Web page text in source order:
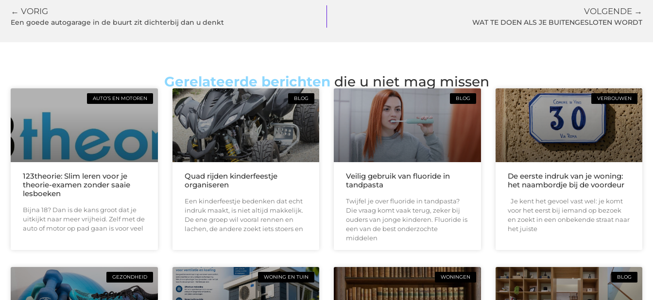
← VORIG
Een goede autogarage in de buurt zit dichterbij dan u denkt
VOLGENDE →
WAT TE DOEN ALS JE BUITENGESLOTEN WORDT
Gerelateerde berichten die u niet mag missen
AUTO’S EN MOTOREN
123theorie: Slim leren voor je
theorie-examen zonder saaie
lesboeken
Bijna 18? Dan is de kans groot dat je
uitkijkt naar meer vrijheid. Zelf met de
auto of motor op pad gaan is voor veel
BLOG
Quad rijden kinderfeestje
organiseren
Een kinderfeestje bedenken dat echt
indruk maakt, is niet altijd makkelijk.
De ene groep wil vooral rennen en
lachen, de andere zoekt iets stoers en
BLOG
Veilig gebruik van fluoride in
tandpasta
Twijfel je over fluoride in tandpasta?
Die vraag komt vaak terug, zeker bij
ouders van jonge kinderen. Fluoride is
een van de best onderzochte
middelen
VERBOUWEN
De eerste indruk van je woning:
het naambordje bij de voordeur
Je kent het gevoel vast wel: je komt
voor het eerst bij iemand op bezoek
en zoekt in een onbekende straat naar
het juiste
GEZONDHEID WONING EN TUIN WONINGEN BLOG